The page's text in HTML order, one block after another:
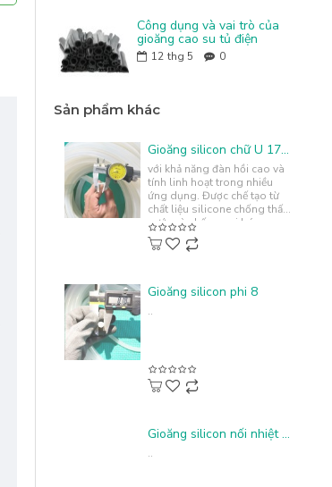
Công dụng và vai trò của
gioăng cao su tủ điện
12 thg 5 0
Sản phẩm khác
Gioăng silicon chữ U 17x20x2
với khả năng đàn hồi cao và
tính linh hoạt trong nhiều
ứng dụng. Được chế tạo từ
chất liệu silicone chống thấm
nước và chống oxi hóa,
gioăng này không chỉ
mang..
Gioăng silicon phi 8
..
Gioăng silicon nối nhiệt chữ U 17x15x2.5
..